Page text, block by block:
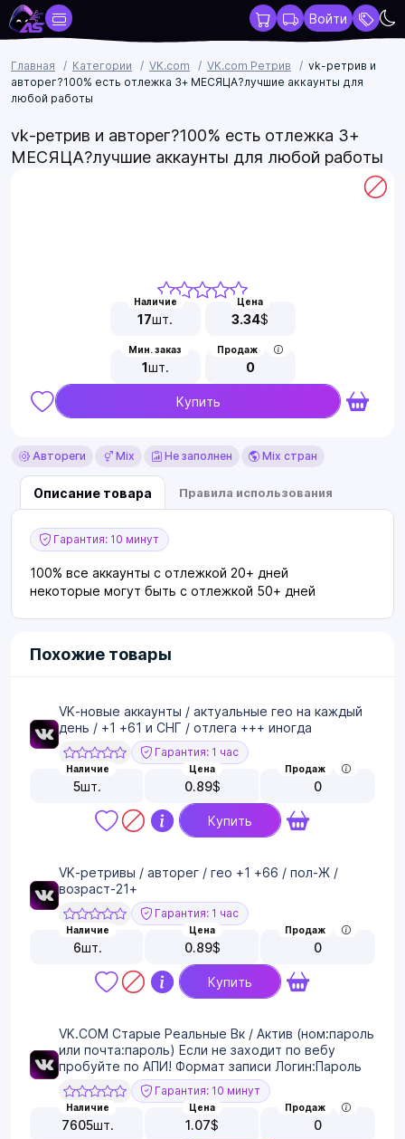
Войти
Главная Категории VK.com VK.com Ретрив
vk-ретрив и
авторег?100% есть отлежка 3+ МЕСЯЦА?лучшие аккаунты для
любой работы
vk-ретрив и авторег?100% есть отлежка 3+
МЕСЯЦА?лучшие аккаунты для любой работы
Наличие
17шт.
Цена
3.34$
Мин. заказ
1шт.
Продаж
0
Купить
Автореги Mix Не заполнен Mix стран
Описание товара Правила использования
Гарантия: 10 минут
100% все аккаунты с отлежкой 20+ дней
некоторые могут быть с отлежкой 50+ дней
Похожие товары
VK-новые аккаунты / актуальные гео на каждый
день / +1 +61 и СНГ / отлега +++ иногда
Гарантия: 1 час
Наличие
5шт.
Цена
0.89$
Продаж
0
Купить
VK-ретривы / авторег / гео +1 +66 / пол-Ж /
возраст-21+
Гарантия: 1 час
Наличие
6шт.
Цена
0.89$
Продаж
0
Купить
VK.COM Старые Реальные Вк / Актив (ном:пароль
или почта:пароль) Если не заходит по вебу
пробуйте по АПИ! Формат записи Логин:Пароль
Гарантия: 10 минут
Наличие
7605шт.
Цена
1.07$
Продаж
0